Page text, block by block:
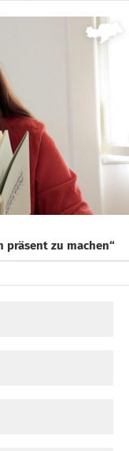
präsent zu machen“